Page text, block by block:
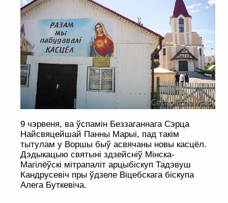
9 чэрвеня, ва ўспамін Беззаганнага Сэрца
Найсвяцейшай Панны Марыі, пад такім
тытулам у Воршы быў асвячаны новы касцёл.
Дэдыкацыю святыні здзейсніў Мінска-
Магілёўскі мітрапаліт арцыбіскуп Тадэвуш
Кандрусевіч пры ўдзеле Віцебскага біскупа
Алега Буткевіча.